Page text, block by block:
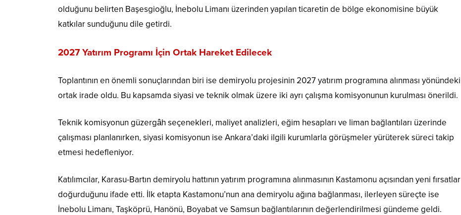
olduğunu belirten Başesgioğlu, İnebolu Limanı üzerinden yapılan ticaretin de bölge ekonomisine büyük
katkılar sunduğunu dile getirdi.
2027 Yatırım Programı İçin Ortak Hareket Edilecek
Toplantının en önemli sonuçlarından biri ise demiryolu projesinin 2027 yatırım programına alınması yönündeki
ortak irade oldu. Bu kapsamda siyasi ve teknik olmak üzere iki ayrı çalışma komisyonunun kurulması önerildi.
Teknik komisyonun güzergâh seçenekleri, maliyet analizleri, eğim hesapları ve liman bağlantıları üzerinde
çalışması planlanırken, siyasi komisyonun ise Ankara’daki ilgili kurumlarla görüşmeler yürüterek süreci takip
etmesi hedefleniyor.
Katılımcılar, Karasu-Bartın demiryolu hattının yatırım programına alınmasının Kastamonu açısından yeni fırsatlar
doğurduğunu ifade etti. İlk etapta Kastamonu’nun ana demiryolu ağına bağlanması, ilerleyen süreçte ise
İnebolu Limanı, Taşköprü, Hanönü, Boyabat ve Samsun bağlantılarının değerlendirilmesi gündeme geldi.